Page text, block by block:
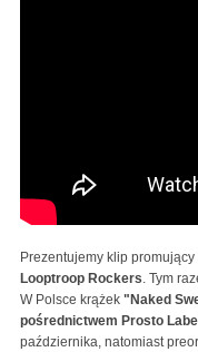
Prezentujemy klip
Looptroop Rockers. Tym
W Polsce krążek "Naked
pośrednictwem Prosto
października, natomiast